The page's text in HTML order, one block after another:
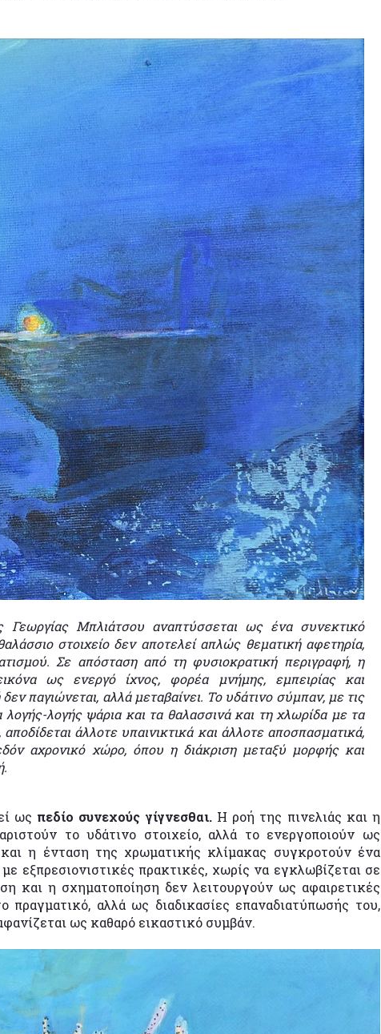
Μπλιάτσου αναπτύσσεται ως ένα συνεκτικό
στοιχείο δεν αποτελεί απλώς θεματική αφετηρία,
Σε απόσταση από τη φυσιοκρατική περιγραφή, η
ως ενεργό ίχνος, φορέα μνήμης, εμπειρίας και
παγιώνεται, αλλά μεταβαίνει. Το υδάτινο σύμπαν, με τις
λογής ψάρια και τα θαλασσινά και τη χλωρίδα με τα
άλλοτε υπαινικτικά και άλλοτε αποσπασματικά,
αχρονικό χώρο, όπου η διάκριση μεταξύ μορφής και
ως πεδίο συνεχούς γίγνεσθαι.Η ροή της πινελιάς και η
το υδάτινο στοιχείο, αλλά το ενεργοποιούν ως
η ένταση της χρωματικής κλίμακας συγκροτούν ένα
εξπρεσιονιστικές πρακτικές, χωρίς να εγκλωβίζεται σε
και η σχηματοποίηση δεν λειτουργούν ως αφαιρετικές
πραγματικό, αλλά ως διαδικασίες επαναδιατύπωσής του,
ως καθαρό εικαστικό συμβάν.